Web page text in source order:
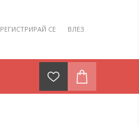
РЕГИСТРИРАЙ СЕ ВЛЕЗ